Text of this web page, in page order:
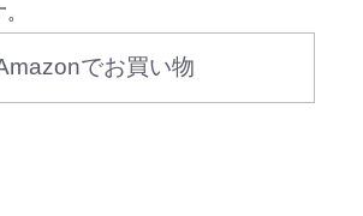
でお買い物